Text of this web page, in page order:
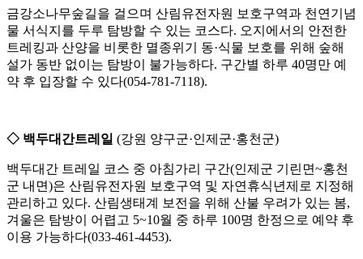
금강소나무숲길을 걸으며 산림유전자원 보호구역과 천연기념
물 서식지를 두루 탐방할 수 있는 코스다. 오지에서의 안전한
트레킹과 산양을 비롯한 멸종위기 동·식물 보호를 위해 숲해
설가 동반 없이는 탐방이 불가능하다. 구간별 하루 40명만 예
약 후 입장할 수 있다(054-781-7118).
◇ 백두대간트레일 (강원 양구군·인제군·홍천군)
백두대간 트레일 코스 중 아침가리 구간(인제군 기린면~홍천
군 내면)은 산림유전자원 보호구역 및 자연휴식년제로 지정해
관리하고 있다. 산림생태계 보전을 위해 산불 우려가 있는 봄,
겨울은 탐방이 어렵고 5~10월 중 하루 100명 한정으로 예약 후
이용 가능하다(033-461-4453).